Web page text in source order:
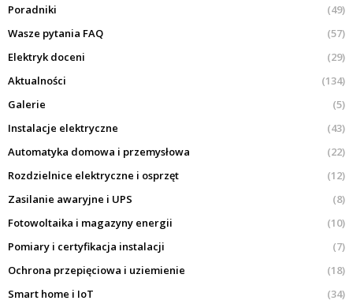
Poradniki
(49)
Wasze pytania FAQ
(57)
Elektryk doceni
(29)
Aktualności
(134)
Galerie
(5)
Instalacje elektryczne
(43)
Automatyka domowa i przemysłowa
(22)
Rozdzielnice elektryczne i osprzęt
(12)
Zasilanie awaryjne i UPS
(8)
Fotowoltaika i magazyny energii
(10)
Pomiary i certyfikacja instalacji
(7)
Ochrona przepięciowa i uziemienie
(18)
Smart home i IoT
(34)